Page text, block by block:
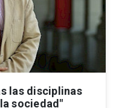
las disciplinas
sociedad"